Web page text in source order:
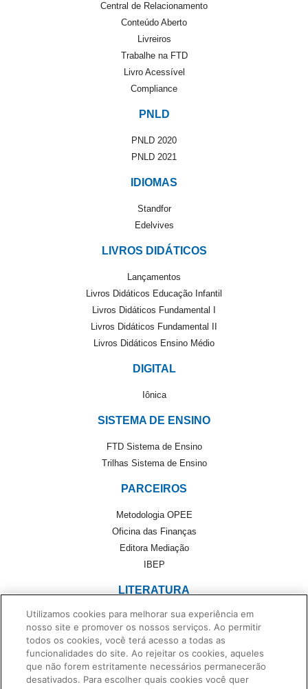
Central de Relacionamento
Conteúdo Aberto
Livreiros
Trabalhe na FTD
Livro Acessível
Compliance
PNLD
PNLD 2020
PNLD 2021
IDIOMAS
Standfor
Edelvives
LIVROS DIDÁTICOS
Lançamentos
Livros Didáticos Educação Infantil
Livros Didáticos Fundamental I
Livros Didáticos Fundamental II
Livros Didáticos Ensino Médio
DIGITAL
Iônica
SISTEMA DE ENSINO
FTD Sistema de Ensino
Trilhas Sistema de Ensino
PARCEIROS
Metodologia OPEE
Oficina das Finanças
Editora Mediação
IBEP
LITERATURA
Literatura
Cultivando Leitores
Foreign Rights
Monteiro Lobato
Dentro da História
Utilizamos cookies para melhorar sua experiência em
nosso site e promover os nossos serviços. Ao permitir
todos os cookies, você terá acesso a todas as
funcionalidades do site. Ao rejeitar os cookies, aqueles
que não forem estritamente necessários permanecerão
desativados. Para escolher quais cookies você quer